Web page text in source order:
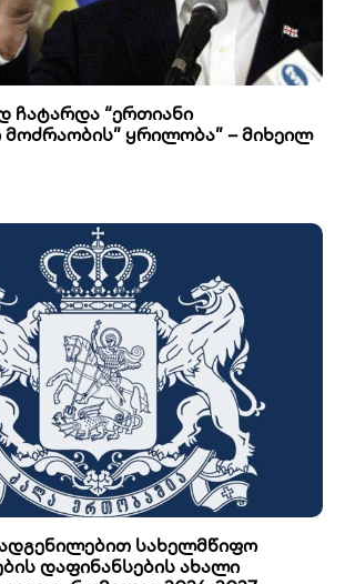
ჩატარდა “ერთიანი
ყრილობა” – მიხეილ
სახელმწიფო
დაფინანსების ახალი